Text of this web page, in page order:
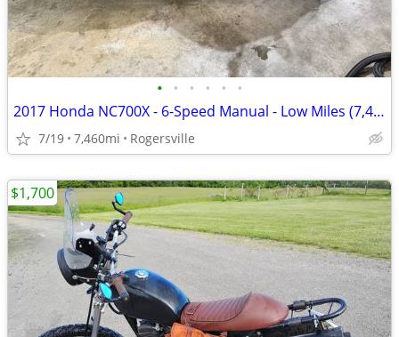
• • • • • •
2017 Honda NC700X - 6-Speed Manual - Low Miles (7,460mi) - Excellent C
7/19 7,460mi Rogersville
$1,700